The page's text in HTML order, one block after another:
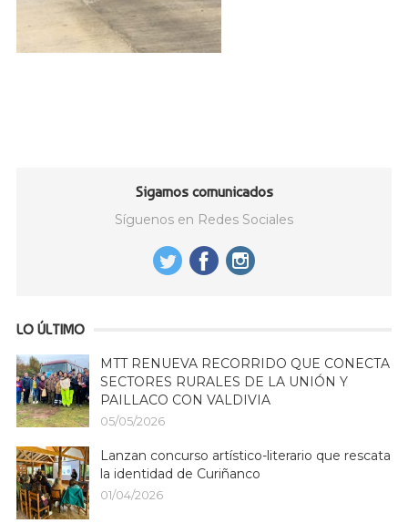
Sigamos comunicados
Síguenos en Redes Sociales
LO ÚLTIMO
MTT RENUEVA RECORRIDO QUE CONECTA
SECTORES RURALES DE LA UNIÓN Y
PAILLACO CON VALDIVIA
05/05/2026
Lanzan concurso artístico-literario que rescata
la identidad de Curiñanco
01/04/2026